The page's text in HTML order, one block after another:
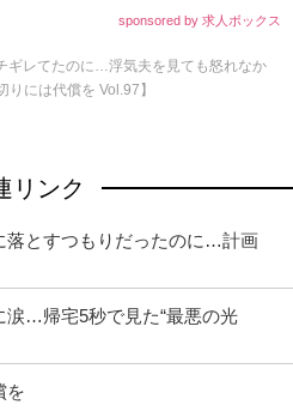
sponsored by 求人ボックス
ギレてたのに…浮気夫を見ても怒れなか
りには代償を Vol.97】
リンク
落とすつもりだったのに…計画
涙…帰宅5秒で見た“最悪の光
を